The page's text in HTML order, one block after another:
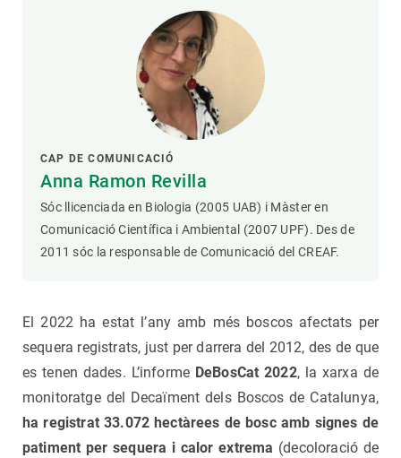
CAP DE COMUNICACIÓ
Anna Ramon Revilla
Sóc llicenciada en Biologia (2005 UAB) i Màster en
Comunicació Científica i Ambiental (2007 UPF). Des de
2011 sóc la responsable de Comunicació del CREAF.
El 2022 ha estat l’any amb més boscos afectats per
sequera registrats, just per darrera del 2012, des de que
es tenen dades. L’informe DeBosCat 2022, la xarxa de
monitoratge del Decaïment dels Boscos de Catalunya,
ha registrat 33.072 hectàrees de bosc amb signes de
patiment per sequera i calor extrema (decoloració de